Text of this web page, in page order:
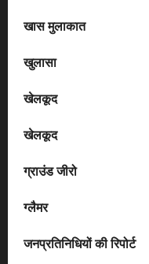
खास मुलाकात
खुलासा
खेलकूद
खेलकूद
ग्राउंड जीरो
ग्लैमर
जनप्रतिनिधियों की रिपोर्ट